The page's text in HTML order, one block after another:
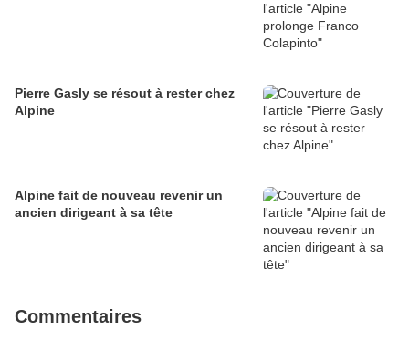
Pierre Gasly se résout à rester chez
Alpine
Alpine fait de nouveau revenir un
ancien dirigeant à sa tête
Commentaires